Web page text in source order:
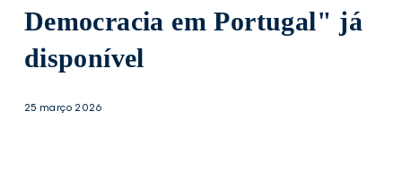
Democracia em Portugal" já
disponível
25 março 2026